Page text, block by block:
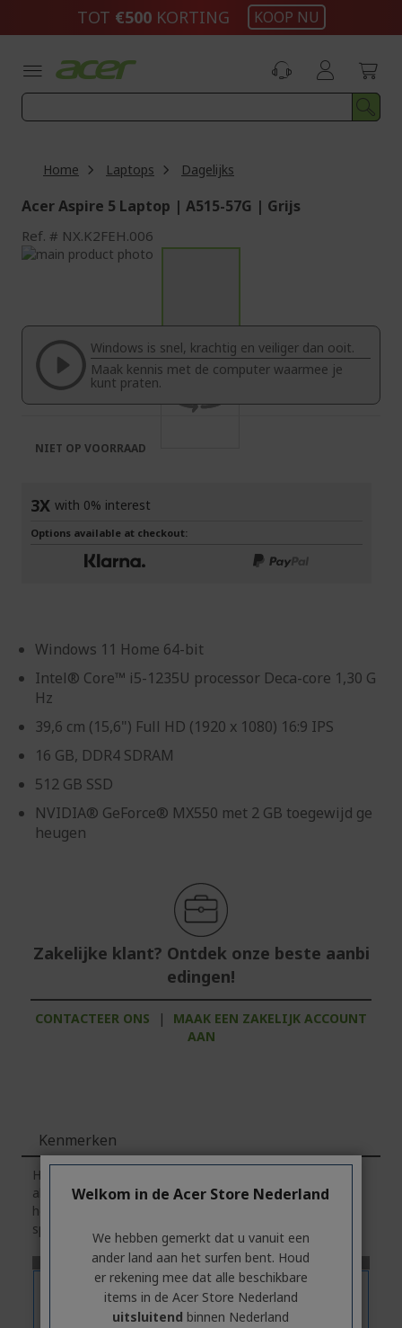
inhoud
TOT €500KORTING KOOP NU
Home Laptops Dagelijks
Acer Aspire 5 Laptop | A515-57G | Grijs
Ref. NX.K2FEH.006
Ga
van
afbeeldingen-
gallerij
begin
afbeeldingen-
gallerij
Windows is snel, krachtig en veiliger dan ooit.
Maak kennis met de computer waarmee je
kunt praten.
Windows 11 Home 64-bit
Intel® Core™ i5-1235U processor Deca-core 1,30 G
Hz
39,6 cm (15,6") Full HD (1920 x 1080) 16:9 IPS
16 GB, DDR4 SDRAM
512 GB SSD
NVIDIA® GeForce® MX550 met 2 GB toegewijd ge
heugen
Zakelijke klant? Ontdek onze beste aanbi
edingen!
CONTACTEER ONS |
MAAK EEN ZAKELIJK ACCOUNT
AAN
NIET OP VOORRAAD
3X with 0% interest
Options available at checkout:
Kenmerken
Houd er rekening mee dat het tabblad
algemene informatie over de productserie bevat.Klik
het tabblad
specificaties van het geselecteerde model.
Welkom in de Acer Store Nederland
We hebben gemerkt dat u vanuit een
ander land aan het surfen bent. Houd
er rekening mee dat alle beschikbare
items in de Acer Store Nederland
uitsluitend binnen Nederland